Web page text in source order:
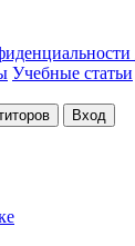
Учебные статьи
Вход